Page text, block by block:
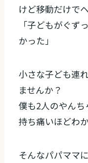
けど移動だけで
「子どもがぐず
かった」
小さな子ども連
ませんか？
僕も2人のやん
持ち痛いほどわか
そんなパパママ